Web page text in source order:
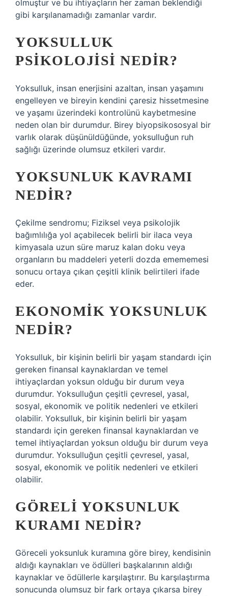
olmuştur ve bu ihtiyaçların her zaman beklendiği
gibi karşılanamadığı zamanlar vardır.
YOKSULLUK
PSIKOLOJISI NEDIR?
Yoksulluk, insan enerjisini azaltan, insan yaşamını
engelleyen ve bireyin kendini çaresiz hissetmesine
ve yaşamı üzerindeki kontrolünü kaybetmesine
neden olan bir durumdur. Birey biyopsikososyal bir
varlık olarak düşünüldüğünde, yoksulluğun ruh
sağlığı üzerinde olumsuz etkileri vardır.
YOKSUNLUK KAVRAMI
NEDIR?
Çekilme sendromu; Fiziksel veya psikolojik
bağımlılığa yol açabilecek belirli bir ilaca veya
kimyasala uzun süre maruz kalan doku veya
organların bu maddeleri yeterli dozda emememesi
sonucu ortaya çıkan çeşitli klinik belirtileri ifade
eder.
EKONOMIK YOKSUNLUK
NEDIR?
Yoksulluk, bir kişinin belirli bir yaşam standardı için
gereken finansal kaynaklardan ve temel
ihtiyaçlardan yoksun olduğu bir durum veya
durumdur. Yoksulluğun çeşitli çevresel, yasal,
sosyal, ekonomik ve politik nedenleri ve etkileri
olabilir. Yoksulluk, bir kişinin belirli bir yaşam
standardı için gereken finansal kaynaklardan ve
temel ihtiyaçlardan yoksun olduğu bir durum veya
durumdur. Yoksulluğun çeşitli çevresel, yasal,
sosyal, ekonomik ve politik nedenleri ve etkileri
olabilir.
GÖRELI YOKSUNLUK
KURAMI NEDIR?
Göreceli yoksunluk kuramına göre birey, kendisinin
aldığı kaynakları ve ödülleri başkalarının aldığı
kaynaklar ve ödüllerle karşılaştırır. Bu karşılaştırma
sonucunda olumsuz bir fark ortaya çıkarsa birey